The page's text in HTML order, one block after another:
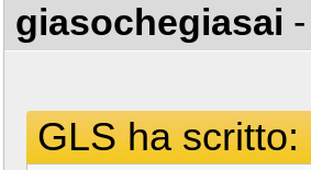
giasochegiasai
GLS ha scritto: